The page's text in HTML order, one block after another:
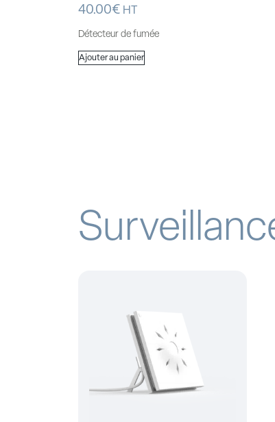
40.00€ HT
Détecteur de fumée
Ajouter au panier